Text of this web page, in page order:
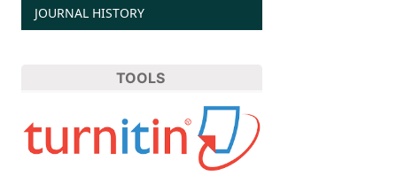
JOURNAL HISTORY
TOOLS